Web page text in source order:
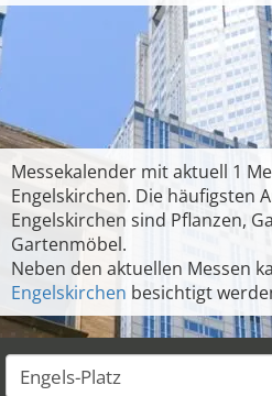
Messekalender mit aktuell 1
Engelskirchen. Die häufigsten
Engelskirchen sind Pflanzen,
Gartenmöbel.
Neben den aktuellen Messen
Engelskirchen besichtigt